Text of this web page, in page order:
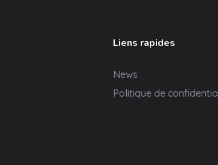
Liens rapides
News
Politique de